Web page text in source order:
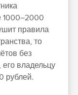
1000–2000
правила
то
без
владельцу
рублей.